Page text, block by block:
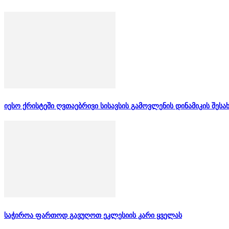
იესო ქრისტეში ღვთაებრივი სისავსის გამოვლენის დინამიკის
საჭიროა ფართოდ გავუღოთ ეკლესიის კარი ყველას